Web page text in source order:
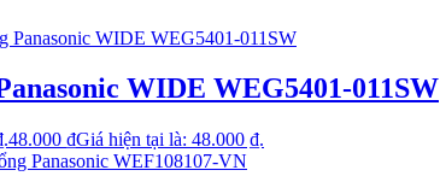
WIDE WEG5401-011SW
48.000 ₫Giá hiện tại là: 48.000 ₫.